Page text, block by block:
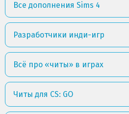
Все дополнения Sims 4
Разработчики инди-игр
Всё про «читы» в играх
Читы для CS: GO